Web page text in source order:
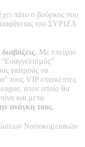
πάτο ο βούρκος που
του ΣΥΡΙΖΑ
. Με επείγον
γιατρούς να
τους VIP επισκέπτες
στον οποίο θα
και μετά
ανάγκη τους.
Νοσοκομειακών